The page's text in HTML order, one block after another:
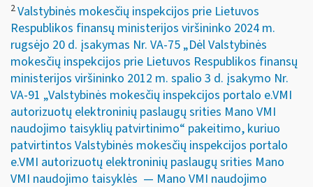
2Valstybinės mokesčių inspekcijos prie Lietuvos
Respublikos finansų ministerijos viršininko 2024 m.
rugsėjo 20 d. įsakymas Nr. VA-75 „Dėl Valstybinės
mokesčių inspekcijos prie Lietuvos Respublikos finansų
ministerijos viršininko 2012 m. spalio 3 d. įsakymo Nr.
VA-91 „Valstybinės mokesčių inspekcijos portalo e.VMI
autorizuotų elektroninių paslaugų srities Mano VMI
naudojimo taisyklių patvirtinimo“ pakeitimo, kuriuo
patvirtintos Valstybinės mokesčių inspekcijos portalo
e.VMI autorizuotų elektroninių paslaugų srities Mano
VMI naudojimo taisyklės — Mano VMI naudojimo